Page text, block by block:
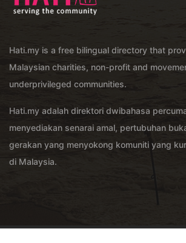
Hati.my is a free bilingual directory that
Malaysian charities, non-profit and
underprivileged communities.
Hati.my adalah direktori dwibahasa
menyediakan senarai amal, pertubuhan
gerakan yang menyokong komuniti yang
di Malaysia.